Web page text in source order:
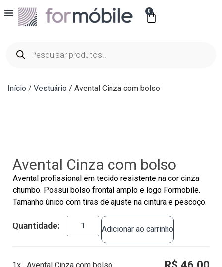
0
Início / Vestuário / Avental Cinza com bolso
Avental Cinza com bolso
Avental profissional em tecido resistente na cor cinza
chumbo. Possui bolso frontal amplo e logo Formobile.
Tamanho único com tiras de ajuste na cintura e pescoço.
Adicionar ao carrinho
1x Avental Cinza com bolso